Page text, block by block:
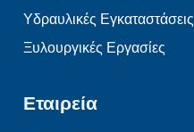
Υδραυλικές Εγκαταστάσεις
Ξυλουργικές Εργασίες
Εταιρεία